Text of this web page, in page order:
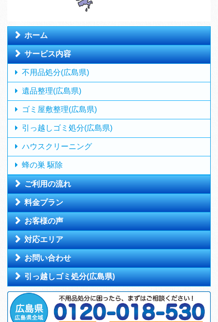
ホーム
サービス内容
不用品処分(広島県)
遺品整理(広島県)
ゴミ屋敷整理(広島県)
引っ越しゴミ処分(広島県)
ハウスクリーニング
蜂の巣 駆除
ご利用の流れ
料金プラン
お客様の声
対応エリア
お問い合わせ
引っ越しゴミ処分(広島県)